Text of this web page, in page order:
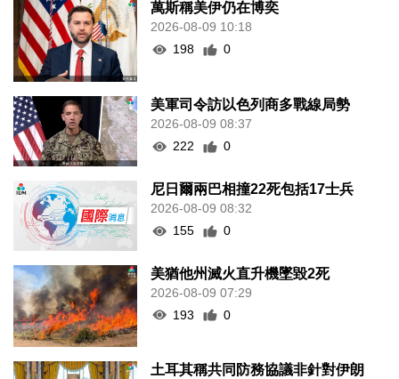
萬斯稱美伊仍在博奕
2026-08-09 10:18
198
0
美軍司令訪以色列商多戰線局勢
2026-08-09 08:37
222
0
尼日爾兩巴相撞22死包括17士兵
2026-08-09 08:32
155
0
美猶他州滅火直升機墜毀2死
2026-08-09 07:29
193
0
土耳其稱共同防務協議非針對伊朗